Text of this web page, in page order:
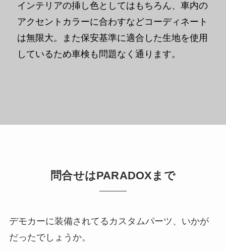
インテリアの挿し色としてはもちろん、車内の
アクセントカラーに合わすなどコーディネート
は無限大。また保安基準に適合した生地を使用
しているため車検も問題なく通ります。
問合せはPARADOXまで
デモカーに装備されてるカスタムパーツ、いかが
だったでしょうか。